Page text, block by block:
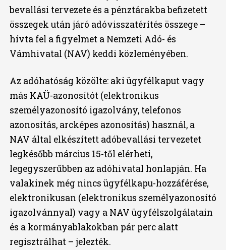
bevallási tervezete és a pénztárakba befizetett
összegek után járó adóvisszatérítés összege –
hívta fel a figyelmet a Nemzeti Adó- és
Vámhivatal (NAV) keddi közleményében.
Az adóhatóság közölte: aki ügyfélkaput vagy
más KAÜ-azonosítót (elektronikus
személyazonosító igazolvány, telefonos
azonosítás, arcképes azonosítás) használ, a
NAV által elkészített adóbevallási tervezetet
legkésőbb március 15-től elérheti,
legegyszerűbben az adóhivatal honlapján. Ha
valakinek még nincs ügyfélkapu-hozzáférése,
elektronikusan (elektronikus személyazonosító
igazolvánnyal) vagy a NAV ügyfélszolgálatain
és a kormányablakokban pár perc alatt
regisztrálhat – jelezték.